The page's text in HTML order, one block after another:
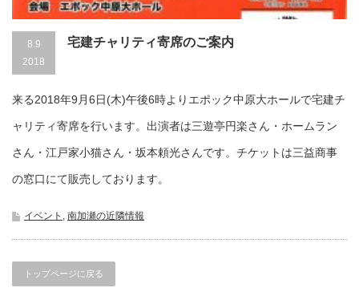
8.9
2018
宅建チャリティ寄席のご案内
来る2018年9月6日(木)午後6時よりエポック中原大ホールで宅建チ
ャリティ寄席を行います。出演者は三遊亭円楽さん・ホームラン
さん・江戸家小猫さん・坂本頼光さんです。チケットは三益商事
の窓口にて販売しております。
イベント 南加瀬の近隣情報
トップページに戻る